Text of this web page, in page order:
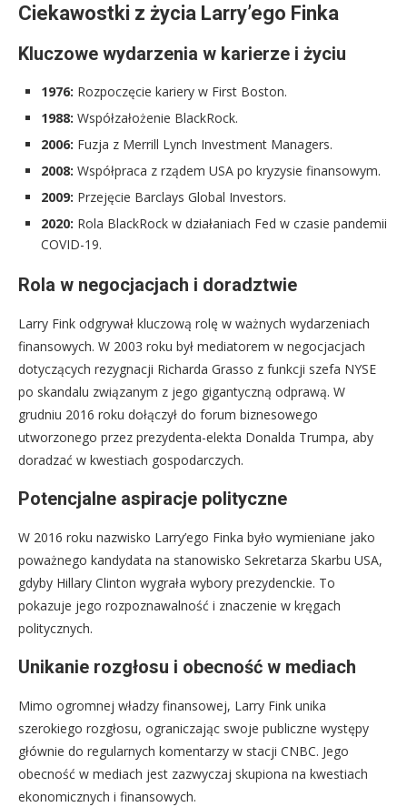
Ciekawostki z życia Larry’ego Finka
Kluczowe wydarzenia w karierze i życiu
1976: Rozpoczęcie kariery w First Boston.
1988: Współzałożenie BlackRock.
2006: Fuzja z Merrill Lynch Investment Managers.
2008: Współpraca z rządem USA po kryzysie finansowym.
2009: Przejęcie Barclays Global Investors.
2020: Rola BlackRock w działaniach Fed w czasie pandemii
COVID-19.
Rola w negocjacjach i doradztwie
Larry Fink odgrywał kluczową rolę w ważnych wydarzeniach
finansowych. W 2003 roku był mediatorem w negocjacjach
dotyczących rezygnacji Richarda Grasso z funkcji szefa NYSE
po skandalu związanym z jego gigantyczną odprawą. W
grudniu 2016 roku dołączył do forum biznesowego
utworzonego przez prezydenta-elekta Donalda Trumpa, aby
doradzać w kwestiach gospodarczych.
Potencjalne aspiracje polityczne
W 2016 roku nazwisko Larry’ego Finka było wymieniane jako
poważnego kandydata na stanowisko Sekretarza Skarbu USA,
gdyby Hillary Clinton wygrała wybory prezydenckie. To
pokazuje jego rozpoznawalność i znaczenie w kręgach
politycznych.
Unikanie rozgłosu i obecność w mediach
Mimo ogromnej władzy finansowej, Larry Fink unika
szerokiego rozgłosu, ograniczając swoje publiczne występy
głównie do regularnych komentarzy w stacji CNBC. Jego
obecność w mediach jest zazwyczaj skupiona na kwestiach
ekonomicznych i finansowych.